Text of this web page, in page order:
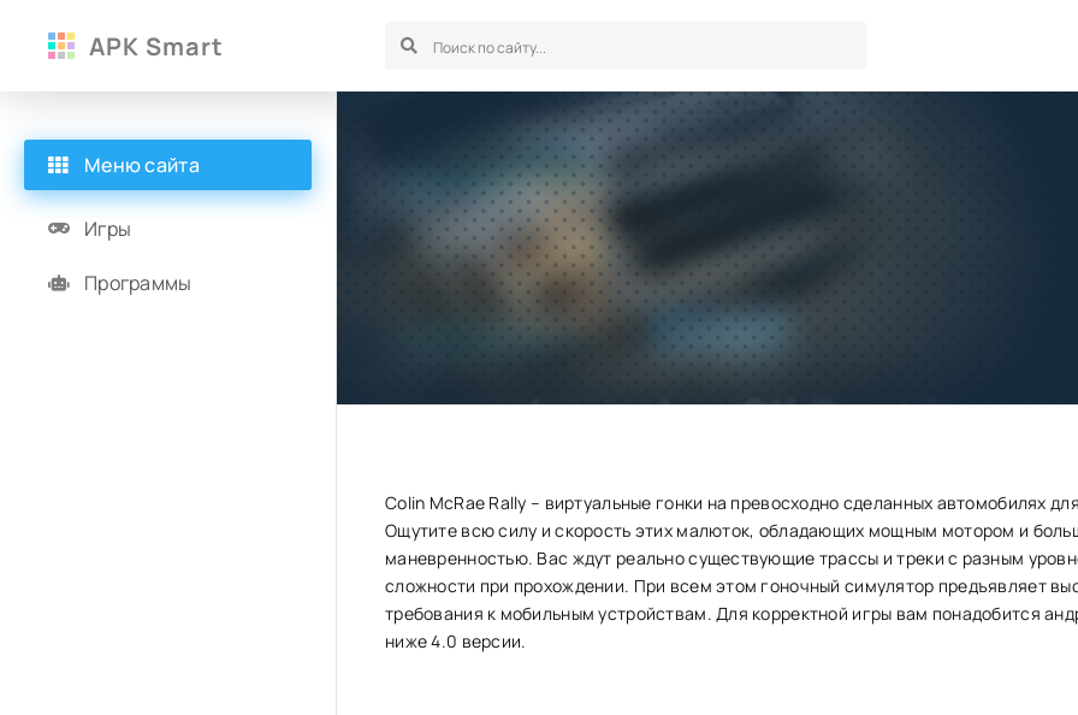
APK Smart
Colin McRae Rally
Colin McRae Rally – виртуальные гонки на превосходно сделанных автомобилях
Ощутите всю силу и скорость этих малюток, обладающих мощным мотором и
маневренностью. Вас ждут реально существующие трассы и треки с разным
сложности при прохождении. При всем этом гоночный симулятор предъявляет
требования к мобильным устройствам. Для корректной игры вам понадобится
ниже 4.0 версии.
Меню сайта
Игры
Программы